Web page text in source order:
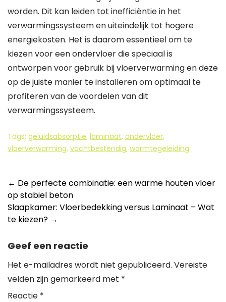
worden. Dit kan leiden tot inefficiëntie in het
verwarmingssysteem en uiteindelijk tot hogere
energiekosten. Het is daarom essentieel om te
kiezen voor een ondervloer die speciaal is
ontworpen voor gebruik bij vloerverwarming en deze
op de juiste manier te installeren om optimaal te
profiteren van de voordelen van dit
verwarmingssysteem.
Tags: geluidsabsorptie, laminaat, ondervloer,
vloerverwarming, vochtbestendig, warmtegeleiding
Berichtnavigatie
← De perfecte combinatie: een warme houten vloer
op stabiel beton
Slaapkamer: Vloerbedekking versus Laminaat – Wat
te kiezen? →
Geef een reactie
Het e-mailadres wordt niet gepubliceerd. Vereiste
velden zijn gemarkeerd met *
Reactie *